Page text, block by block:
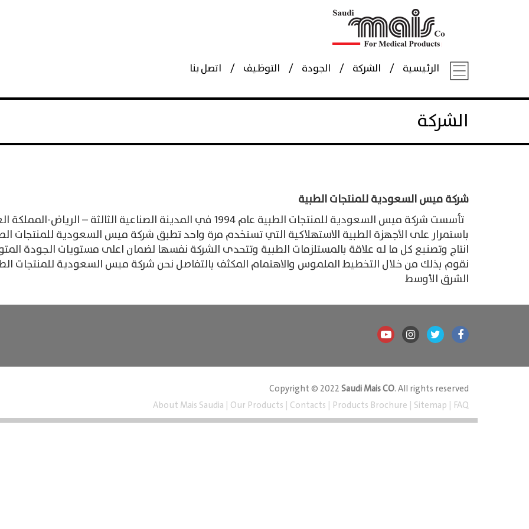
الرئيسية الشركة الجودة التوظيف اتصل بنا
الشركة
شركة ميس السعودية للمنتجات الطبية
تأسست شركة ميس السعودية للمنتجات الطبية عام 1994 في المدينة الصناعية
باستمرار على الأجهزة الطبية الاستهلاكية التي تستخدم مرة واحد تطبق شركة ميس السعودية للمنتجات
انتاج وتصنيع كل ما له علاقة بالمستلزمات الطبية وتتحدى الشركة نفسها لضمان اعلى مستويات الجودة
نقوم بذلك من خلال التخطيط الملموس والاهتمام المكثف بالتفاصل نحن شركة ميس السعودية للمنتجات
الشرق الأوسط
Copyright © 2022Saudi Mais CO. All rights reserved
About Mais Saudia | Our Products | Contacts | Products Brochure | Sitemap | FAQ